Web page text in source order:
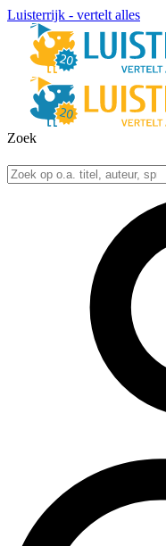
Luisterrijk - vertelt alles
Zoek